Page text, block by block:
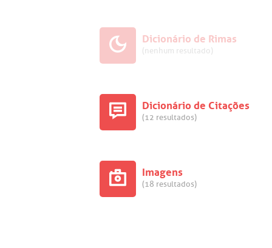
Dicionário de Rimas
(nenhum resultado)
Dicionário de Citações
(12 resultados)
Imagens
(18 resultados)